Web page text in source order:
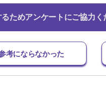
ためアンケートにご協力く
考にならなかった